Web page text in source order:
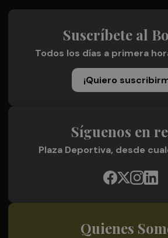
Suscríbete al
Todos los días a primera
¡Quiero
Síguenos en
Plaza Deportiva, desde
Quienes